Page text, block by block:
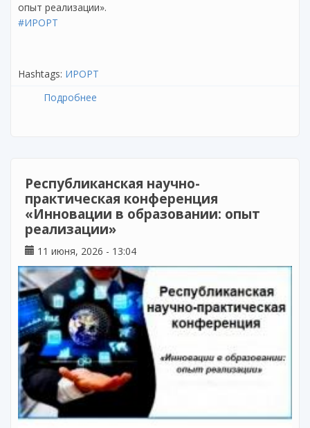
опыт реализации».
#ИРОРТ
Hashtags: ИРОРТ
Подробнее
Республиканская научно-
практическая конференция
«Инновации в образовании: опыт
реализации»
11 июня, 2026 - 13:04